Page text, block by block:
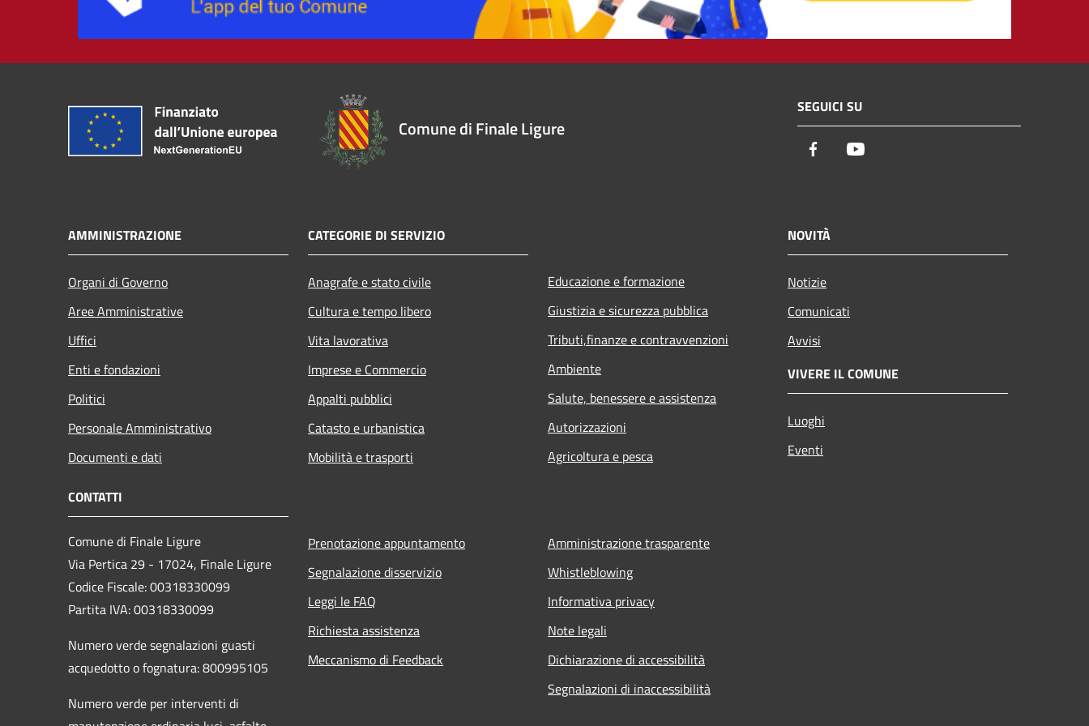
Comune di Finale Ligure
SEGUICI SU
Facebook
AMMINISTRAZIONE
Organi di Governo
Aree Amministrative
Uffici
Enti e fondazioni
Politici
Personale Amministrativo
Documenti e dati
CATEGORIE DI SERVIZIO
Anagrafe e stato civile
Cultura e tempo libero
Vita lavorativa
Imprese e Commercio
Appalti pubblici
Catasto e urbanistica
Mobilità e trasporti
Educazione e formazione
Giustizia e sicurezza pubblica
Tributi,finanze e contravvenzioni
Ambiente
Salute, benessere e assistenza
Autorizzazioni
Agricoltura e pesca
NOVITÀ
Notizie
Comunicati
Avvisi
VIVERE IL COMUNE
Luoghi
Eventi
CONTATTI
Comune di Finale Ligure
Via Pertica 29 - 17024, Finale Ligure
Codice Fiscale: 00318330099
Partita IVA: 00318330099
Numero verde segnalazioni guasti
acquedotto o fognatura: 800995105
Numero verde per interventi di
Prenotazione appuntamento
Segnalazione disservizio
Leggi le FAQ
Richiesta assistenza
Meccanismo di Feedback
Amministrazione trasparente
Whistleblowing
Informativa privacy
Note legali
Dichiarazione di accessibilità
Segnalazioni di inaccessibilità